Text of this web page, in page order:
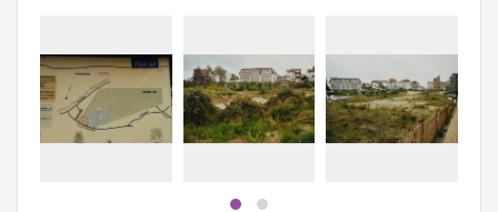
Gebeurtenis
Persoon of collectief